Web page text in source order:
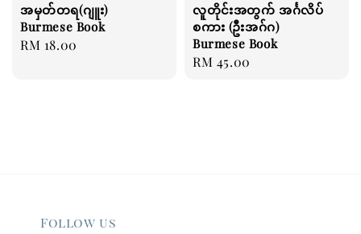
အမှတ်တရ(ဂျူး)
Burmese Book
Regular
RM 18.00
လူတိုင်းအတွက် အင်္ဂလိပ်
စကား (ဦးအဂ်ဂ)
Burmese Book
Regular
RM 45.00
Follow us